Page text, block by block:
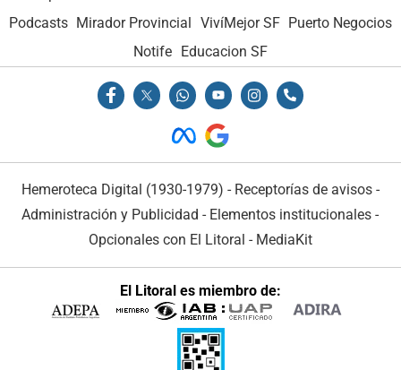
Podcasts Mirador Provincial VivíMejor SF Puerto Negocios
Notife
Educacion SF
Hemeroteca Digital (1930-1979) - Receptorías de avisos -
Administración y Publicidad - Elementos institucionales -
Opcionales con El Litoral - MediaKit
El Litoral es miembro de: